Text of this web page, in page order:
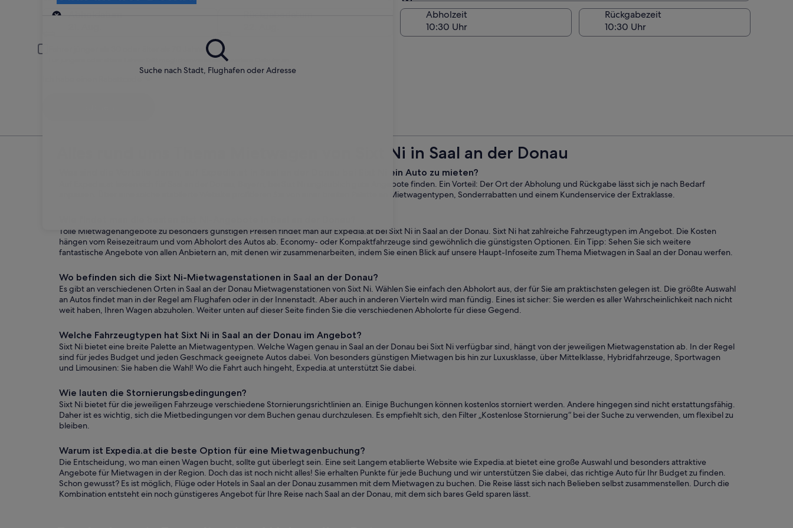
Suche nach Stadt, Flughafen oder Adresse
Abholort
Am Abholort
Abholzeit Rückgabezeit
Für jüngere oder ältere Fahrer fällt möglicherweise eine weitere Gebühr an.
Alles rund ums Thema Mietwagen von Sixt Ni in Saal an der Donau
Was sind die Vorteile daran, auf Expedia.at in Saal an der Donau bei Sixt Ni ein Auto zu mieten?
Auf Expedia.at lassen sich für Saal an der Donau, Bayern, bei Sixt Ni unglaublich gute Angebote finden. Ein Vorteil: Der Ort der Abholung und Rückgabe lässt sich je nach Bedarf
anpassen. Über eine solche etablierte Website profitieren Sie von einer breiten Palette an Mietwagentypen, Sonderrabatten und einem Kundenservice der Extraklasse.
Tolle Mietwagenangebote zu besonders günstigen Preisen findet man auf Expedia.at bei Sixt Ni in Saal an der Donau. Sixt Ni hat zahlreiche Fahrzeugtypen im Angebot. Die Kosten
hängen vom Reisezeitraum und vom Abholort des Autos ab. Economy- oder Kompaktfahrzeuge sind gewöhnlich die günstigsten Optionen. Ein Tipp: Sehen Sie sich weitere
fantastische Angebote von allen Anbietern an, mit denen wir zusammenarbeiten, indem Sie einen Blick auf unsere Haupt-Infoseite zum Thema Mietwagen in Saal an der Donau werfen.
Wo befinden sich die Sixt Ni-Mietwagenstationen in Saal an der Donau?
Es gibt an verschiedenen Orten in Saal an der Donau Mietwagenstationen von Sixt Ni. Wählen Sie einfach den Abholort aus, der für Sie am praktischsten gelegen ist. Die größte Auswahl
an Autos findet man in der Regel am Flughafen oder in der Innenstadt. Aber auch in anderen Vierteln wird man fündig. Eines ist sicher: Sie werden es aller Wahrscheinlichkeit nach nicht
weit haben, Ihren Wagen abzuholen. Weiter unten auf dieser Seite finden Sie die verschiedenen Abholorte für diese Gegend.
Welche Fahrzeugtypen hat Sixt Ni in Saal an der Donau im Angebot?
Sixt Ni bietet eine breite Palette an Mietwagentypen. Welche Wagen genau in Saal an der Donau bei Sixt Ni verfügbar sind, hängt von der jeweiligen Mietwagenstation ab. In der Regel
sind für jedes Budget und jeden Geschmack geeignete Autos dabei. Von besonders günstigen Mietwagen bis hin zur Luxusklasse, über Mittelklasse, Hybridfahrzeuge, Sportwagen
und Limousinen: Sie haben die Wahl! Wo die Fahrt auch hingeht, Expedia.at unterstützt Sie dabei.
Wie lauten die Stornierungsbedingungen?
Sixt Ni bietet für die jeweiligen Fahrzeuge verschiedene Stornierungsrichtlinien an. Einige Buchungen können kostenlos storniert werden. Andere hingegen sind nicht erstattungsfähig.
Daher ist es wichtig, sich die Mietbedingungen vor dem Buchen genau durchzulesen. Es empfiehlt sich, den Filter „Kostenlose Stornierung“ bei der Suche zu verwenden, um flexibel zu
bleiben.
Warum ist Expedia.at die beste Option für eine Mietwagenbuchung?
Die Entscheidung, wo man einen Wagen bucht, sollte gut überlegt sein. Eine seit Langem etablierte Website wie Expedia.at bietet eine große Auswahl und besonders attraktive
Angebote für Mietwagen in der Region. Doch das ist noch nicht alles! Sie erhalten Punkte für jede Buchung und wir unterstützen Sie dabei, das richtige Auto für Ihr Budget zu finden.
Schon gewusst? Es ist möglich, Flüge oder Hotels in Saal an der Donau zusammen mit dem Mietwagen zu buchen. Die Reise lässt sich nach Belieben selbst zusammenstellen. Durch die
Kombination entsteht ein noch günstigeres Angebot für Ihre Reise nach Saal an der Donau, mit dem sich bares Geld sparen lässt.